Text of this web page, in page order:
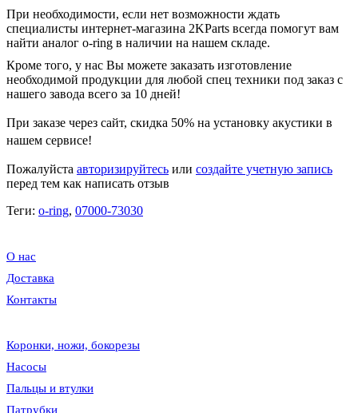
При необходимости, если нет возможности ждать
специалисты интернет-магазина 2KParts всегда помогут вам
найти аналог o-ring в наличии на нашем складе.
Кроме того, у нас Вы можете заказать изготовление
необходимой продукции для любой спец техники под заказ с
нашего завода всего за 10 дней!
При заказе через сайт, скидка 50% на установку акустики в
нашем сервисе!
Пожалуйста авторизируйтесь или создайте учетную запись
перед тем как написать отзыв
Теги: o-ring, 07000-73030
О нас
Доставка
Контакты
Коронки, ножи, бокорезы
Насосы
Пальцы и втулки
Патрубки